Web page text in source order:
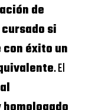
de
si
éxito un
. El